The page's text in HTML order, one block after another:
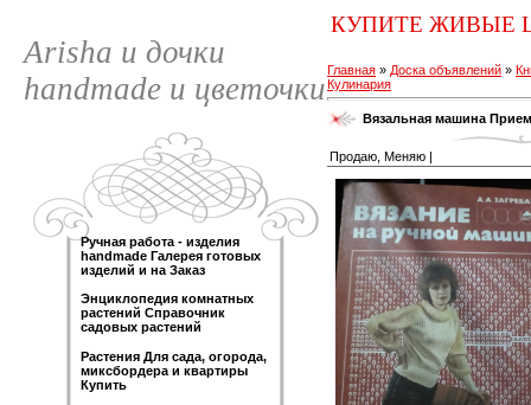
Arisha и дочки
handmade и цветочки
Ручная работа - изделия
handmade Галерея готовых
изделий и на Заказ
Энциклопедия комнатных
растений Справочник
садовых растений
Растения Для сада, огорода,
миксбордера и квартиры
Купить
КУПИТЕ ЖИВЫЕ
Главная » Доска объявлений »
Кулинария
Вязальная машина
Продаю, Меняю |